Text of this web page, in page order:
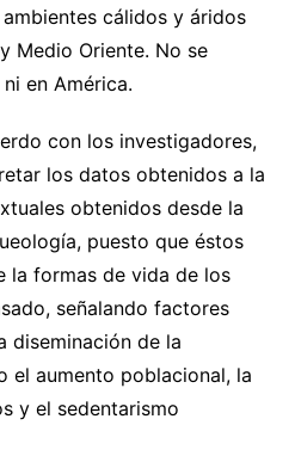
cálidos y áridos
Medio Oriente. No se
en América.
con los investigadores,
los datos obtenidos a la
obtenidos desde la
puesto que éstos
la formas de vida de los
señalando factores
diseminación de la
el aumento poblacional, la
y el sedentarismo